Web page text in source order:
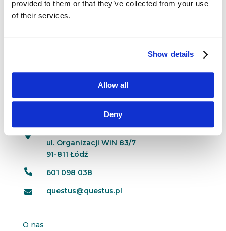
provided to them or that they’ve collected from your use
of their services.
Show details
Allow all
Deny
w którym możemy sami poprosić o konkretny
projekt. Ba, możemy nawet samodzielnie wcielić

ul. Organizacji WiN 83/7
91-811 Łódź
 601 098 038
 questus@questus.pl
O nas